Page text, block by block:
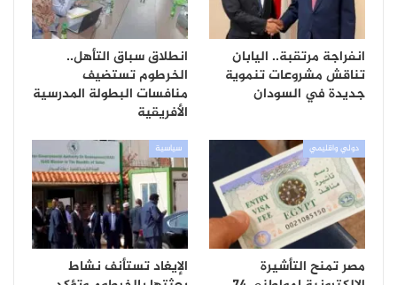
انفراجة مرتقبة.. اليابان
تناقش مشروعات تنموية
جديدة في السودان
انطلاق سباق التأهل..
الخرطوم تستضيف
منافسات البطولة المدرسية
الأفريقية
دولي واقليمي
مصر تمنح التأشيرة
سياسية
الإيغاد تستأنف نشاط